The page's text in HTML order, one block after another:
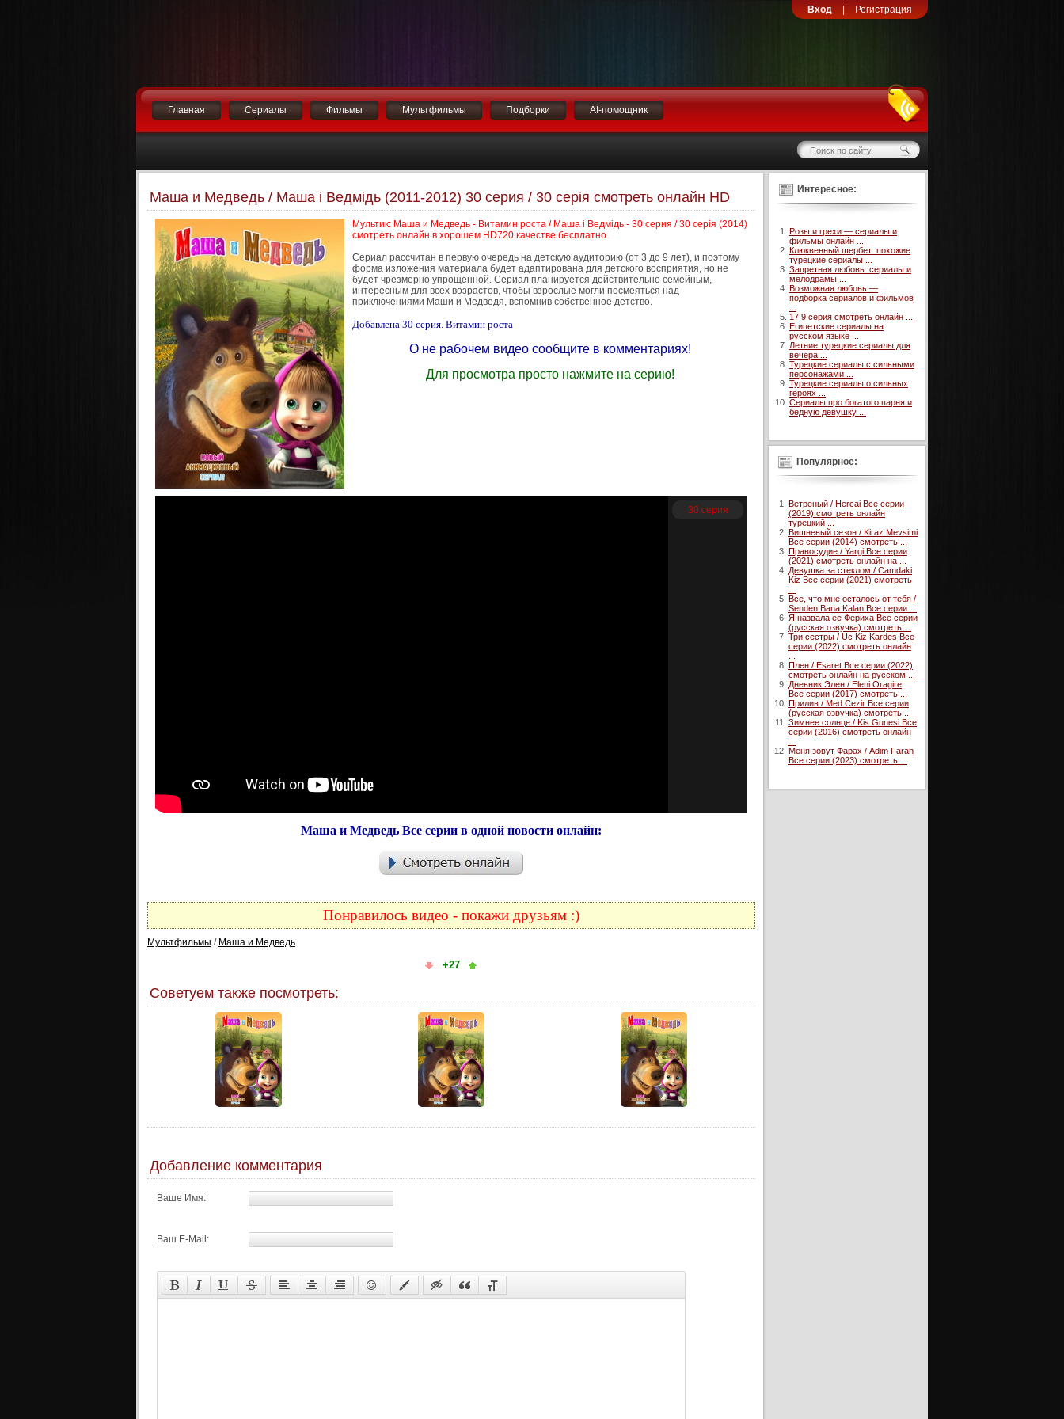
Вход Регистрация
Главная Сериалы Фильмы Мультфильмы Подборки AI-помощник
Маша и Медведь / Маша і Ведмідь (2011-2012) 30 серия / 30 серія смотреть онлайн HD
Мультик: Маша и Медведь - Витамин роста / Маша і Ведмідь - 30 серия / 30 серія (2014)
смотреть онлайн в хорошем HD720 качестве бесплатно.
Сериал рассчитан в первую очередь на детскую аудиторию (от 3 до 9 лет), и поэтому
форма изложения материала будет адаптирована для детского восприятия, но не
будет чрезмерно упрощенной. Сериал планируется действительно семейным,
интересным для всех возрастов, чтобы взрослые могли посмеяться над
приключениями Маши и Медведя, вспомнив собственное детство.
Добавлена 30 серия. Витамин роста
О не рабочем видео сообщите в комментариях!
Для просмотра просто нажмите на серию!
30 серия
Маша и Медведь Все серии в одной новости онлайн:
Понравилось видео - покажи друзьям :)
Мультфильмы / Маша и Медведь
+27
Советуем также посмотреть:
Добавление комментария
Ваше Имя:
Ваш E-Mail:
Интересное:
Розы и грехи — сериалы и
фильмы онлайн ...
Клюквенный шербет: похожие
турецкие сериалы ...
Запретная любовь: сериалы и
мелодрамы ...
Возможная любовь —
подборка сериалов и фильмов
17 9 серия смотреть онлайн ...
Египетские сериалы на
русском языке ...
Летние турецкие сериалы для
вечера ...
Турецкие сериалы с сильными
персонажами ...
Турецкие сериалы о сильных
героях ...
Сериалы про богатого парня и
бедную девушку ...
Популярное:
Ветреный / Hercai Все серии
(2019) смотреть онлайн
турецкий ...
Вишневый сезон / Kiraz Mevsimi
Все серии (2014) смотреть ...
Правосудие / Yargi Все серии
(2021) смотреть онлайн на ...
Девушка за стеклом / Camdaki
Kiz Все серии (2021) смотреть
Все, что мне осталось от тебя /
Senden Bana Kalan Все серии ...
Я назвала ее Фериха Все серии
(русская озвучка) смотреть ...
Три сестры / Uc Kiz Kardes Все
серии (2022) смотреть онлайн
Плен / Esaret Все серии (2022)
смотреть онлайн на русском ...
Дневник Элен / Eleni Oragire
Все серии (2017) смотреть ...
Прилив / Med Cezir Все серии
(русская озвучка) смотреть ...
Зимнее солнце / Kis Gunesi Все
серии (2016) смотреть онлайн
Меня зовут Фарах / Adim Farah
Все серии (2023) смотреть ...